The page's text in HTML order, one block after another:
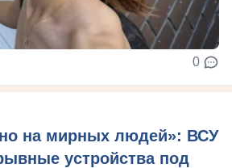
0
на мирных людей»: ВСУ
устройства под